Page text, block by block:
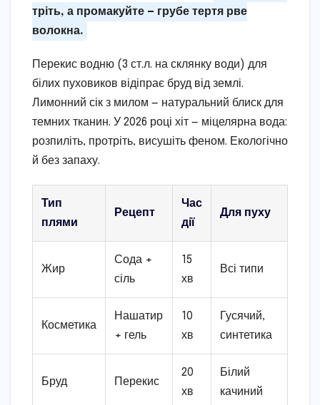
тріть, а промакуйте — грубе тертя рве
волокна.
Перекис водню (3 ст.л. на склянку води) для
білих пуховиков відіпрає бруд від землі.
Лимонний сік з милом — натуральний блиск для
темних тканин. У 2026 році хіт — міцелярна вода:
розпиліть, протріть, висушіть феном. Екологічно
й без запаху.
Тип
плями
Рецепт
Час
дії
Для пуху
Жир
Сода +
сіль
15
хв
Всі типи
Косметика
Нашатир
+ гель
10
хв
Гусячий,
синтетика
Бруд Перекис
20
хв
Білий
качиний